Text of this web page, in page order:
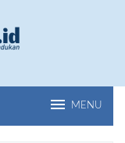
MENU